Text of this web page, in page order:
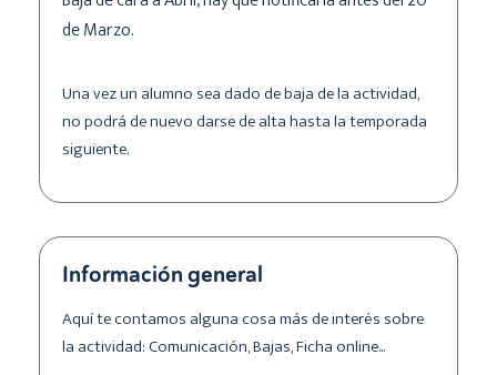
de Marzo.
Una vez un alumno sea dado de baja de la actividad,
no podrá de nuevo darse de alta hasta la temporada
siguiente.
Información general
Aquí te contamos alguna cosa más de interés sobre
la actividad: Comunicación, Bajas, Ficha online...